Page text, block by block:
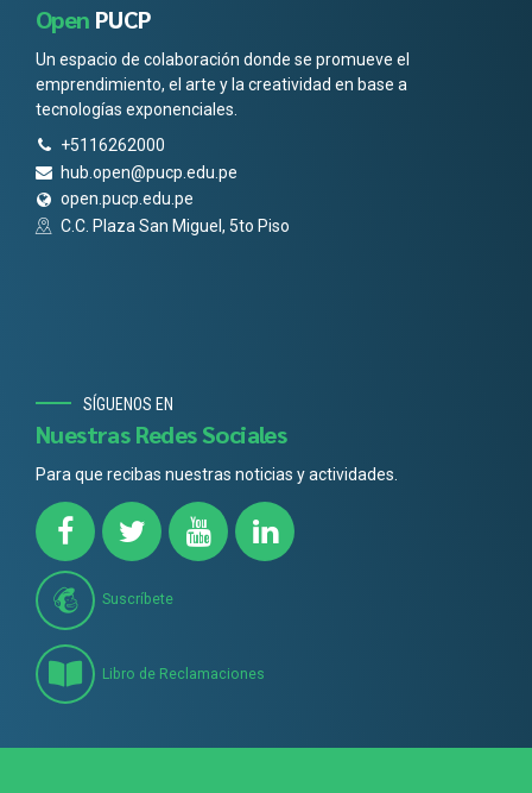
Open PUCP
Un espacio de colaboración donde se promueve el
emprendimiento, el arte y la creatividad en base a
tecnologías exponenciales.
+5116262000
hub.open@pucp.edu.pe
open.pucp.edu.pe
C.C. Plaza San Miguel, 5to Piso
SÍGUENOS EN
Nuestras Redes Sociales
Para que recibas nuestras noticias y actividades.
Suscríbete
Libro de Reclamaciones